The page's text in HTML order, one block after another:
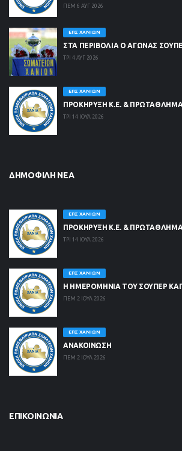
ΠΕΜ 6 ΑΥΓ 2026
ΕΠΣ ΧΑΝΊΩΝ
ΣΤΑ ΠΕΡΙΒΟΛΙΑ Ο ΑΓΩΝΑΣ
ΤΡΙ 4 ΑΥΓ 2026
ΕΠΣ ΧΑΝΊΩΝ
ΠΡΟΚΗΡΥΞΗ Κ.Ε. &
ΤΡΙ 14 ΙΟΥΛ 2026
ΔΗΜΟΦΙΛΉ ΝΈΑ
ΕΠΣ ΧΑΝΊΩΝ
ΠΡΟΚΗΡΥΞΗ Κ.Ε. &
ΤΡΙ 14 ΙΟΥΛ 2026
ΕΠΣ ΧΑΝΊΩΝ
Η ΗΜΕΡΟΜΗΝΙΑ ΤΟΥ ΣΟΥΠΕΡ
ΠΕΜ 2 ΙΟΥΛ 2026
ΕΠΣ ΧΑΝΊΩΝ
ΑΝΑΚΟΙΝΩΣΗ
ΠΕΜ 2 ΙΟΥΛ 2026
ΕΠΙΚΟΙΝΩΝΊΑ